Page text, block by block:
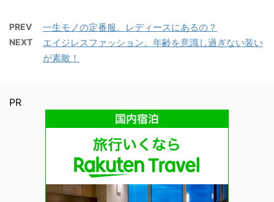
PREV 一生モノの定番服。レディースにあるの？
NEXT
エイジレスファッション。年齢を意識し過ぎない装い
が素敵！
PR